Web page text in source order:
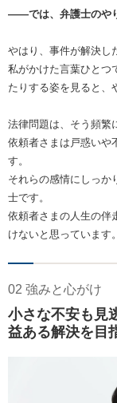
――では、弁護士のや
やはり、事件が解決し
私がかけた言葉ひとつ
たりする姿を見ると、
法律問題は、そう頻繁
依頼者さまは戸惑いや
す。
それらの感情にしっか
士です。
依頼者さまの人生の伴
けないと思っています。
02 強みと心がけ
小さな不安も見
益ある解決を目